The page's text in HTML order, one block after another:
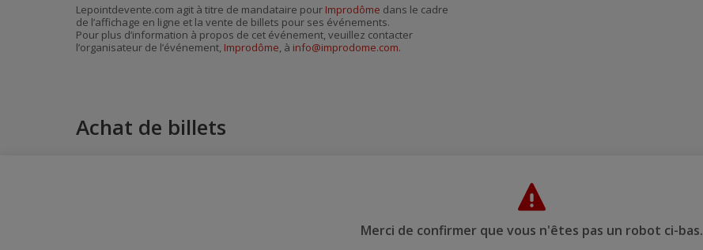
Lepointdevente.com agit à titre de mandataire pour Improdôme dans le cadre
de l’affichage en ligne et la vente de billets pour ses événements.
Pour plus d’information à propos de cet événement, veuillez contacter
l’organisateur de l’événement, Improdôme, à info@improdome.com.
Achat de billets
Merci de confirmer que vous n'êtes pas un robot ci-bas.